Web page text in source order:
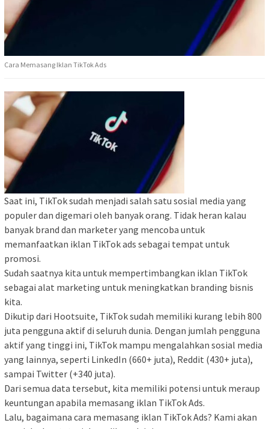
Cara Memasang Iklan TikTok Ads
Saat ini, TikTok sudah menjadi salah satu sosial media yang
populer dan digemari oleh banyak orang. Tidak heran kalau
banyak brand dan marketer yang mencoba untuk
memanfaatkan iklan TikTok ads sebagai tempat untuk
promosi.
Sudah saatnya kita untuk mempertimbangkan iklan TikTok
sebagai alat marketing untuk meningkatkan branding bisnis
kita.
Dikutip dari Hootsuite, TikTok sudah memiliki kurang lebih 800
juta pengguna aktif di seluruh dunia. Dengan jumlah pengguna
aktif yang tinggi ini, TikTok mampu mengalahkan sosial media
yang lainnya, seperti LinkedIn (660+ juta), Reddit (430+ juta),
sampai Twitter (+340 juta).
Dari semua data tersebut, kita memiliki potensi untuk meraup
keuntungan apabila memasang iklan TikTok Ads.
Lalu, bagaimana cara memasang iklan TikTok Ads? Kami akan